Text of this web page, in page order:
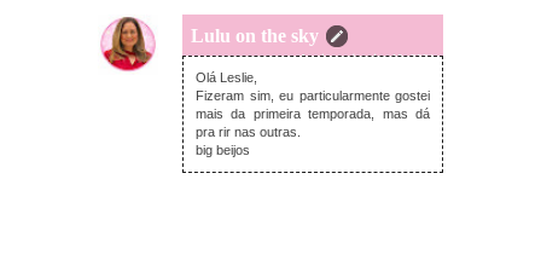
Lulu on the sky
domingo, janeiro 10, 2021
Olá Leslie,
Fizeram sim, eu particularmente gostei
mais da primeira temporada, mas dá
pra rir nas outras.
big beijos